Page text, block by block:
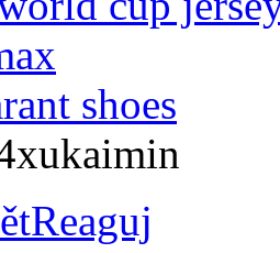
shoes
Reaguj